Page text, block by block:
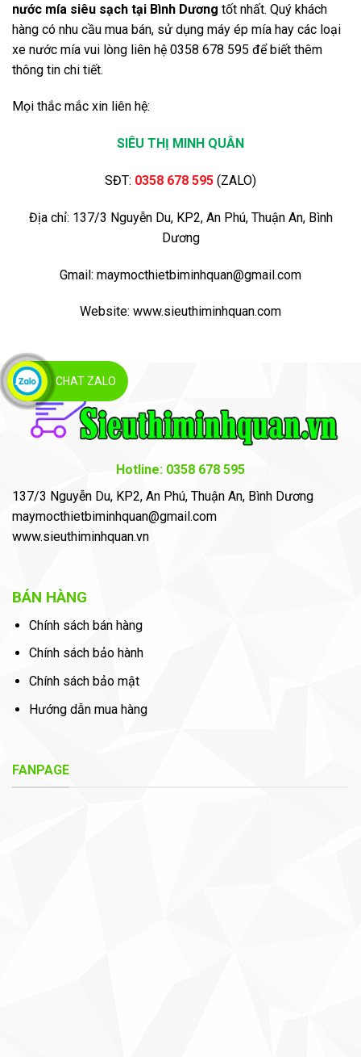
nước mía siêu sạch tại Bình Dương tốt nhất. Quý khách
hàng có nhu cầu mua bán, sử dụng máy ép mía hay các loại
xe nước mía vui lòng liên hệ 0358 678 595 để biết thêm
thông tin chi tiết.
Mọi thắc mắc xin liên hệ:
SIÊU THỊ MINH QUÂN
SĐT: 0358 678 595 (ZALO)
Địa chỉ: 137/3 Nguyễn Du, KP2, An Phú, Thuận An, Bình
Dương
Gmail: maymocthietbiminhquan@gmail.com
Website: www.sieuthiminhquan.com
Hotline: 0358 678 595
137/3 Nguyễn Du, KP2, An Phú, Thuận An, Bình Dương
maymocthietbiminhquan@gmail.com
www.sieuthiminhquan.vn
BÁN HÀNG
Chính sách bán hàng
Chính sách bảo hành
Chính sách bảo mật
Hướng dẫn mua hàng
FANPAGE
CHAT ZALO